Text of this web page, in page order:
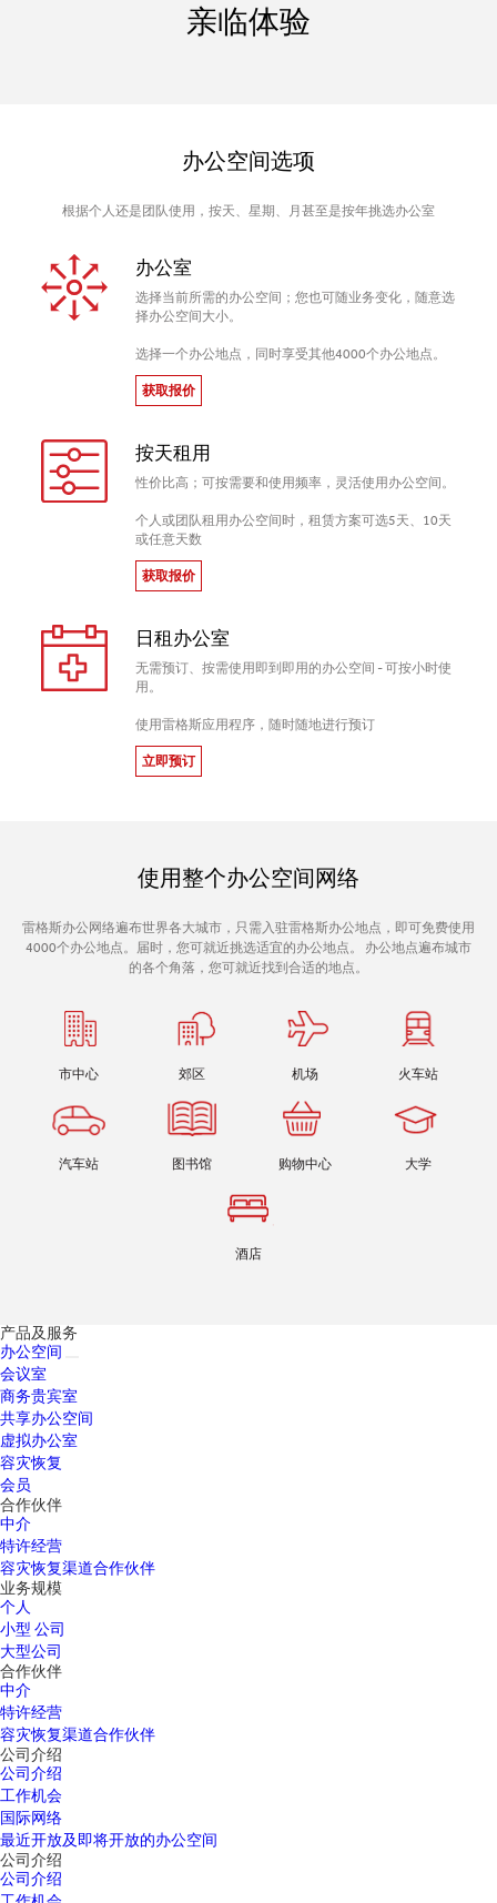
亲临体验
办公空间选项
根据个人还是团队使用，按天、星期、月甚至是按年挑选办公室
办公室
选择当前所需的办公空间；您也可随业务变化，随意选
择办公空间大小。
选择一个办公地点，同时享受其他4000个办公地点。
获取报价
按天租用
性价比高；可按需要和使用频率，灵活使用办公空间。
个人或团队租用办公空间时，租赁方案可选5天、10天
或任意天数
获取报价
日租办公室
无需预订、按需使用即到即用的办公空间 - 可按小时使
用。
使用雷格斯应用程序，随时随地进行预订
立即预订
使用整个办公空间网络
雷格斯办公网络遍布世界各大城市，只需入驻雷格斯办公地点，即可免费使用
4000个办公地点。届时，您可就近挑选适宜的办公地点。 办公地点遍布城市
的各个角落，您可就近找到合适的地点。
市中心 郊区 机场 火车站
汽车站 图书馆 购物中心 大学
酒店
产品及服务
办公空间
会议室
商务贵宾室
共享办公空间
虚拟办公室
容灾恢复
会员
合作伙伴
中介
特许经营
容灾恢复渠道合作伙伴
业务规模
个人
小型 公司
大型公司
合作伙伴
中介
特许经营
容灾恢复渠道合作伙伴
公司介绍
公司介绍
工作机会
国际网络
最近开放及即将开放的办公空间
公司介绍
公司介绍